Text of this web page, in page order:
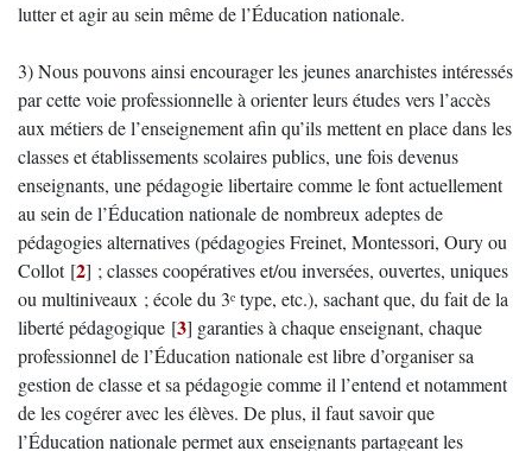
lutter et agir au sein même de l’Éducation nationale.
3) Nous pouvons ainsi encourager les jeunes anarchistes intéressés
par cette voie professionnelle à orienter leurs études vers l’accès
aux métiers de l’enseignement afin qu’ils mettent en place dans les
classes et établissements scolaires publics, une fois devenus
enseignants, une pédagogie libertaire comme le font actuellement
au sein de l’Éducation nationale de nombreux adeptes de
pédagogies alternatives (pédagogies Freinet, Montessori, Oury ou
Collot[2] ; classes coopératives et/ou inversées, ouvertes, uniques
ou multiniveaux ; école du 3ᵉ type, etc.), sachant que, du fait de la
liberté pédagogique [3] garanties à chaque enseignant, chaque
professionnel de l’Éducation nationale est libre d’organiser sa
gestion de classe et sa pédagogie comme il l’entend et notamment
de les cogérer avec les élèves. De plus, il faut savoir que
l’Éducation nationale permet aux enseignants partageant les